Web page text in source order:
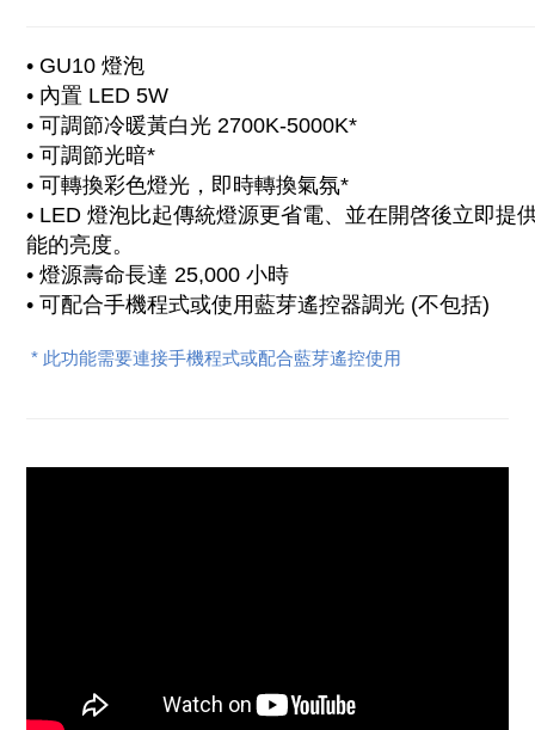
• GU10 燈泡
• 內置 LED 5W
• 可調節冷暖黃白光 2700K-5000K*
• 可調節光暗*
• 可轉換彩色燈光，即時轉換氣氛*
• LED 燈泡比起傳統燈源更省電、並在開啓後立即提
能的亮度。
• 燈源壽命長達 25,000 小時
• 可配合手機程式或使用藍芽遙控器調光 (不包括)
* 此功能需要連接手機程式或配合藍芽遙控使用